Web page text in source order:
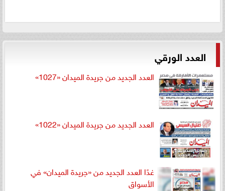
العدد الورقي
العدد الجديد من جريدة الميدان «1027»
العدد الجديد من جريدة الميدان «1022»
غدًا العدد الجديد من «جريدة الميدان» في
الأسواق